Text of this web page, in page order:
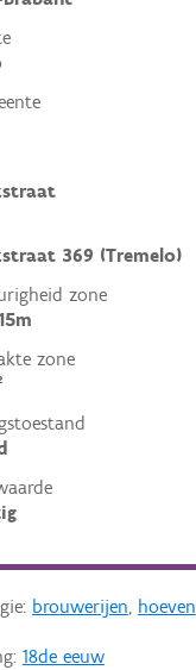
369 (Tremelo)
zone
zone
brouwerijen, hoeven
18de eeuw